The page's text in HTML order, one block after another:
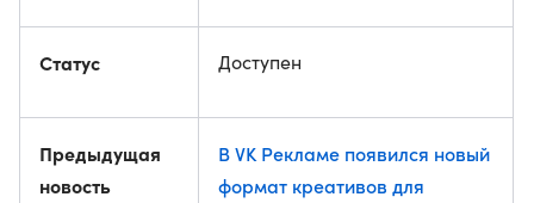
Статус Доступен
Предыдущая
новость
В VK Рекламе появился новый
формат креативов для